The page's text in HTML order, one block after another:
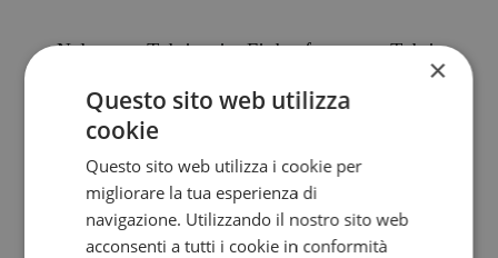
Nel centro Tubris – im Einkaufszentrum Tubris
×
Questo sito web utilizza
cookie
Questo sito web utilizza i cookie per
migliorare la tua esperienza di
navigazione. Utilizzando il nostro sito web
acconsenti a tutti i cookie in conformità